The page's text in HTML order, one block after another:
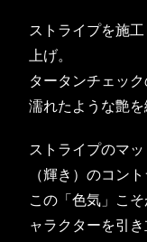
ストライプを施
上げ。
タータンチェッ
濡れたような艶を
ストライプのマ
（輝き）のコント
この「色気」こ
ャラクターを引き